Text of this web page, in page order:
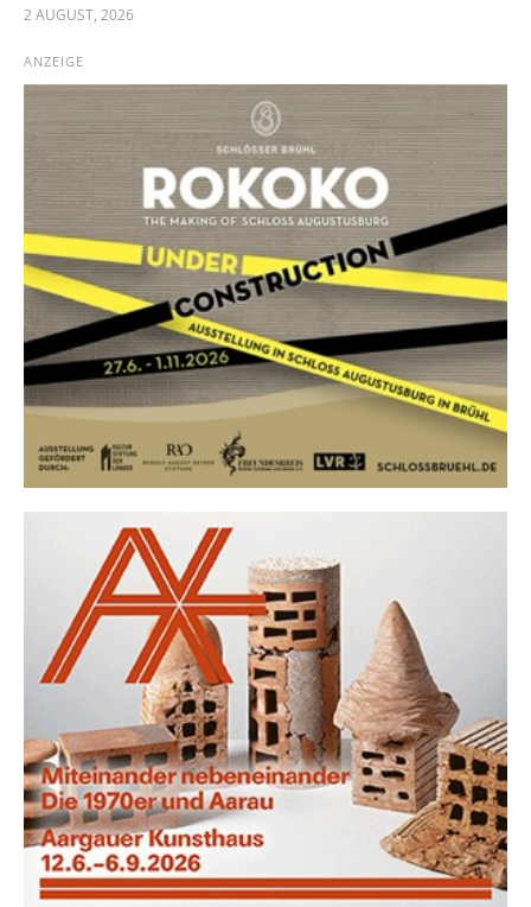
2 AUGUST, 2026
ANZEIGE